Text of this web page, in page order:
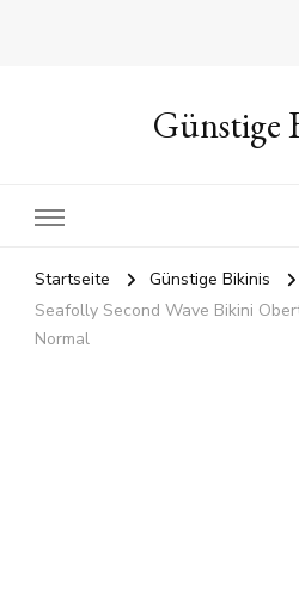
Günstige
Startseite Günstige Bikinis
Seafolly Second Wave Bikini
Normal